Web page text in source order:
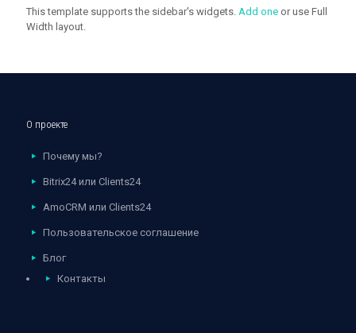
This template supports the sidebar's widgets. Add one or use Full
Width layout.
О проекте
Почему мы?
Bitrix24 или Clients24
AmoCRM или Clients24
Пользовательское соглашение
Блог
Контакты